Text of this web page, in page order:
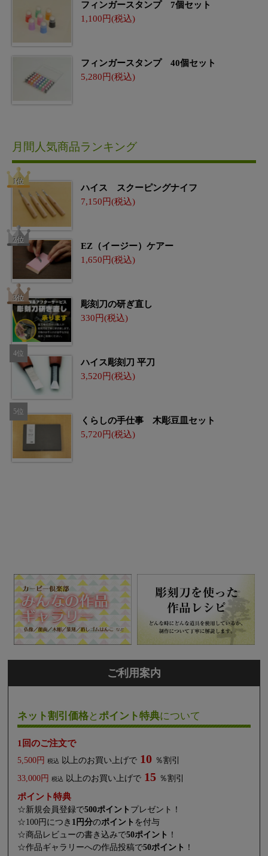
フィンガースタンプ 7個セット
1,100
フィンガースタンプ 40個セット
5,280
月間人気商品ランキング
ハイス スクーピングナイフ
7,150
EZ（イージー）ケアー
1,650
彫刻刀の研ぎ直し
330
ハイス彫刻刀 平刀
3,520
くらしの手仕事 木彫豆皿セット
5,720
ご利用案内
ネット割引価格とポイント特典について
1回のご注文で
5,500円 税込 以上のお買い上げで 10 ％割引
33,000円
税込 以上のお買い上げで 15 ％割引
ポイント特典
☆新規会員登録で500ポイント プレゼント！
☆100円につき 1円分のポイント を付与
☆商品レビューの書き込みで50ポイント ！
☆作品ギャラリーへの作品投稿で50ポイント ！